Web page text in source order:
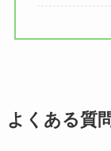
よくある質